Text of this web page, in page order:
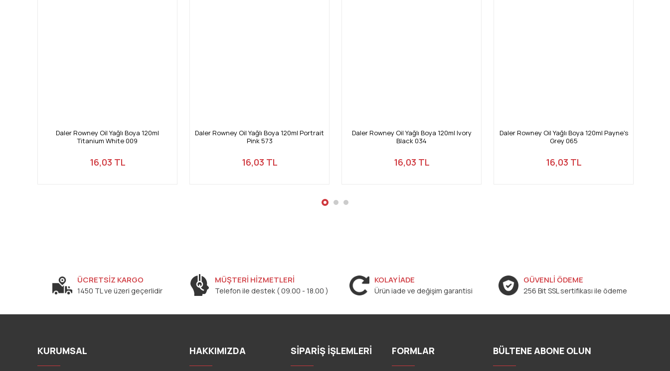
Daler Rowney Oil Yağlı Boya 120ml
Titanium White 009
16,03 TL
Daler Rowney Oil Yağlı Boya 120ml Portrait
Pink 573
16,03 TL
Daler Rowney Oil Yağlı Boya 120ml Ivory
Black 034
16,03 TL
Daler Rowney Oil Yağlı Boya 120ml Payne's
Grey 065
16,03 TL
ÜCRETSİZ KARGO
1450 TL ve üzeri geçerlidir
MÜŞTERİ HİZMETLERİ
Telefon ile destek ( 09.00 - 18.00 )
KOLAY İADE
Ürün iade ve değişim garantisi
GÜVENLİ ÖDEME
256 Bit SSL sertifikası ile ödeme
KURUMSAL HAKKIMIZDA SİPARİŞ İŞLEMLERİ FORMLAR BÜLTENE ABONE OLUN